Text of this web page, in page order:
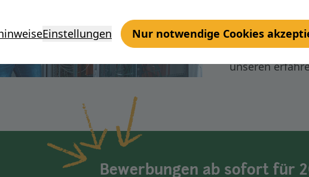
Einstellungen Nur notwendige CookiesPraxisphasen
unseren
Bewerbungen ab sofort für